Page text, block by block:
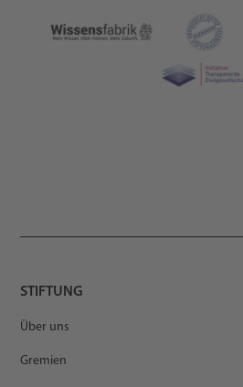
STIFTUNG
Über uns
Gremien